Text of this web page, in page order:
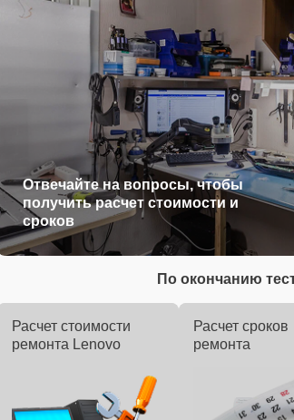
Отвечайте на вопросы, чтобы
получить расчет стоимости и
сроков
По окончанию
Расчет стоимости
ремонта Lenovo
Расчет сроков
ремонта